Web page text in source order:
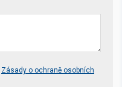
Zásady o ochraně osobních